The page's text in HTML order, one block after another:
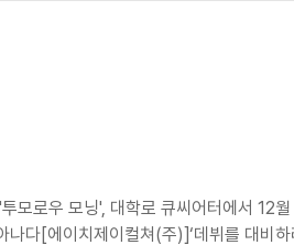
로우 모닝', 대학로 큐씨어터에서 12
다[에이치제이컬쳐(주)]‘데뷔를 대비